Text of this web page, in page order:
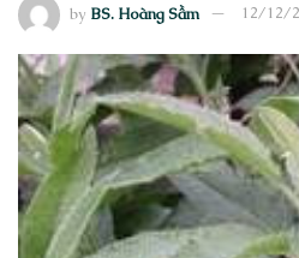
by BS. Hoàng Sầm 12/12/